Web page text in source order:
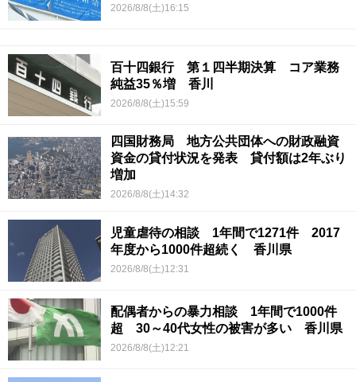
2026/8/8(土)16:15
百十四銀行 第１四半期決算 コア業務
純益35％増 香川
2026/8/8(土)15:59
四国財務局 地方公共団体への財政融資
資金の貸付状況を発表 貸付額は2年ぶり
増加
2026/8/8(土)14:32
児童虐待の相談 1年間で1271件 2017
年度から1000件超続く 香川県
2026/8/8(土)12:31
配偶者からの暴力相談 1年間で1000件
超 30～40代女性の被害が多い 香川県
2026/8/8(土)12:21